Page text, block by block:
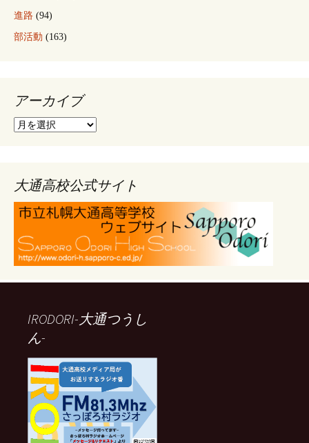
進路 (94)
部活動 (163)
アーカイブ
ア
ブ
大通高校公式サイト
IRODORI-大通つうし
ん-